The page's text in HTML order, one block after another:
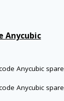
Anycubic
Anycubic
Anycubic